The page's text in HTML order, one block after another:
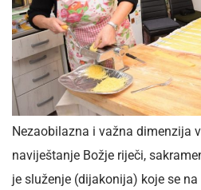
Nezaobilazna i važna dimenzija
naviještanje Božje riječi,
je služenje (dijakonija) koje se